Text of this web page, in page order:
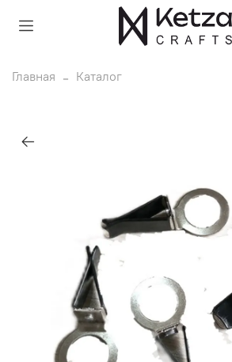
Главная Каталог